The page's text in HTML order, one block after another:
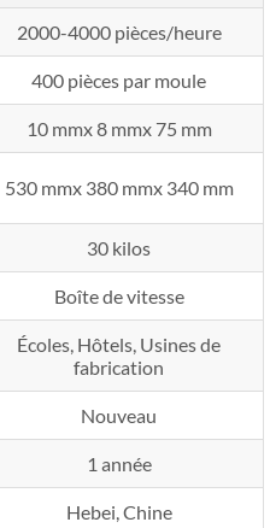
2000-4000 pièces/heure
400 pièces par moule
10 mmx 8 mmx 75 mm
530 mmx 380 mmx 340 mm
30 kilos
Boîte de vitesse
Écoles, Hôtels, Usines de
fabrication
Nouveau
1 année
Hebei, Chine